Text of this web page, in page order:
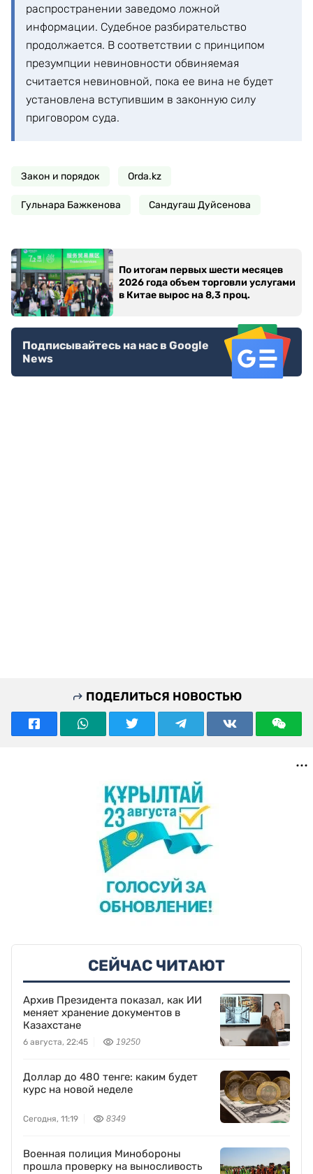
распространении заведомо ложной
информации. Судебное разбирательство
продолжается. В соответствии с принципом
презумпции невиновности обвиняемая
считается невиновной, пока ее вина не будет
установлена вступившим в законную силу
приговором суда.
Закон и порядок Orda.kz
Гульнара Бажкенова Сандугаш Дуйсенова
По итогам первых шести месяцев
2026 года объем торговли услугами
в Китае вырос на 8,3 проц.
Подписывайтесь на нас в Google
News
ПОДЕЛИТЬСЯ НОВОСТЬЮ
СЕЙЧАС ЧИТАЮТ
Архив Президента показал, как ИИ
меняет хранение документов в
Казахстане
6 августа, 22:45 19250
Доллар до 480 тенге: каким будет
курс на новой неделе
Сегодня, 11:19 8349
Военная полиция Минобороны
прошла проверку на выносливость